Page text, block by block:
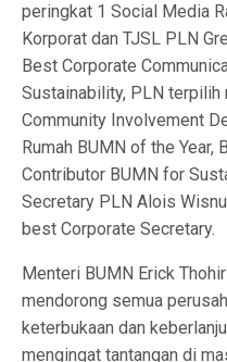
peringkat 1 Social Media
Korporat dan TJSL PLN
Best Corporate
Sustainability, PLN terpilih
Community Involvement
Rumah BUMN of the Year,
Contributor BUMN for
Secretary PLN Alois
best Corporate Secretary.
Menteri BUMN Erick
mendorong semua
keterbukaan dan
mengingat tantangan di